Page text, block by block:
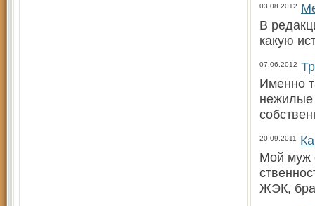
03.08.2012
В
какую
07.06.2012
Именно
нежилые
20.09.2011
Мой муж
ЖЭК,